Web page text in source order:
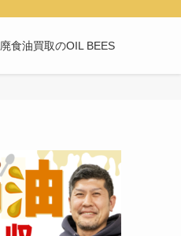
廃食油買取のOIL BEES